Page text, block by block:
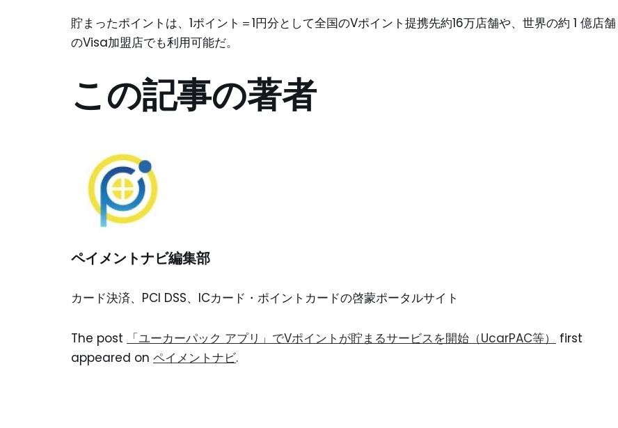
貯まったポイントは、1ポイント＝1円分として全国のVポイント提携先約16万店舗や、世界の約 1 億店舗
のVisa加盟店でも利用可能だ。
この記事の著者
ペイメントナビ編集部
カード決済、PCI DSS、ICカード・ポイントカードの啓蒙ポータルサイト
The post 「ユーカーパック アプリ」でVポイントが貯まるサービスを開始（UcarPAC等）
first
appeared on ペイメントナビ.